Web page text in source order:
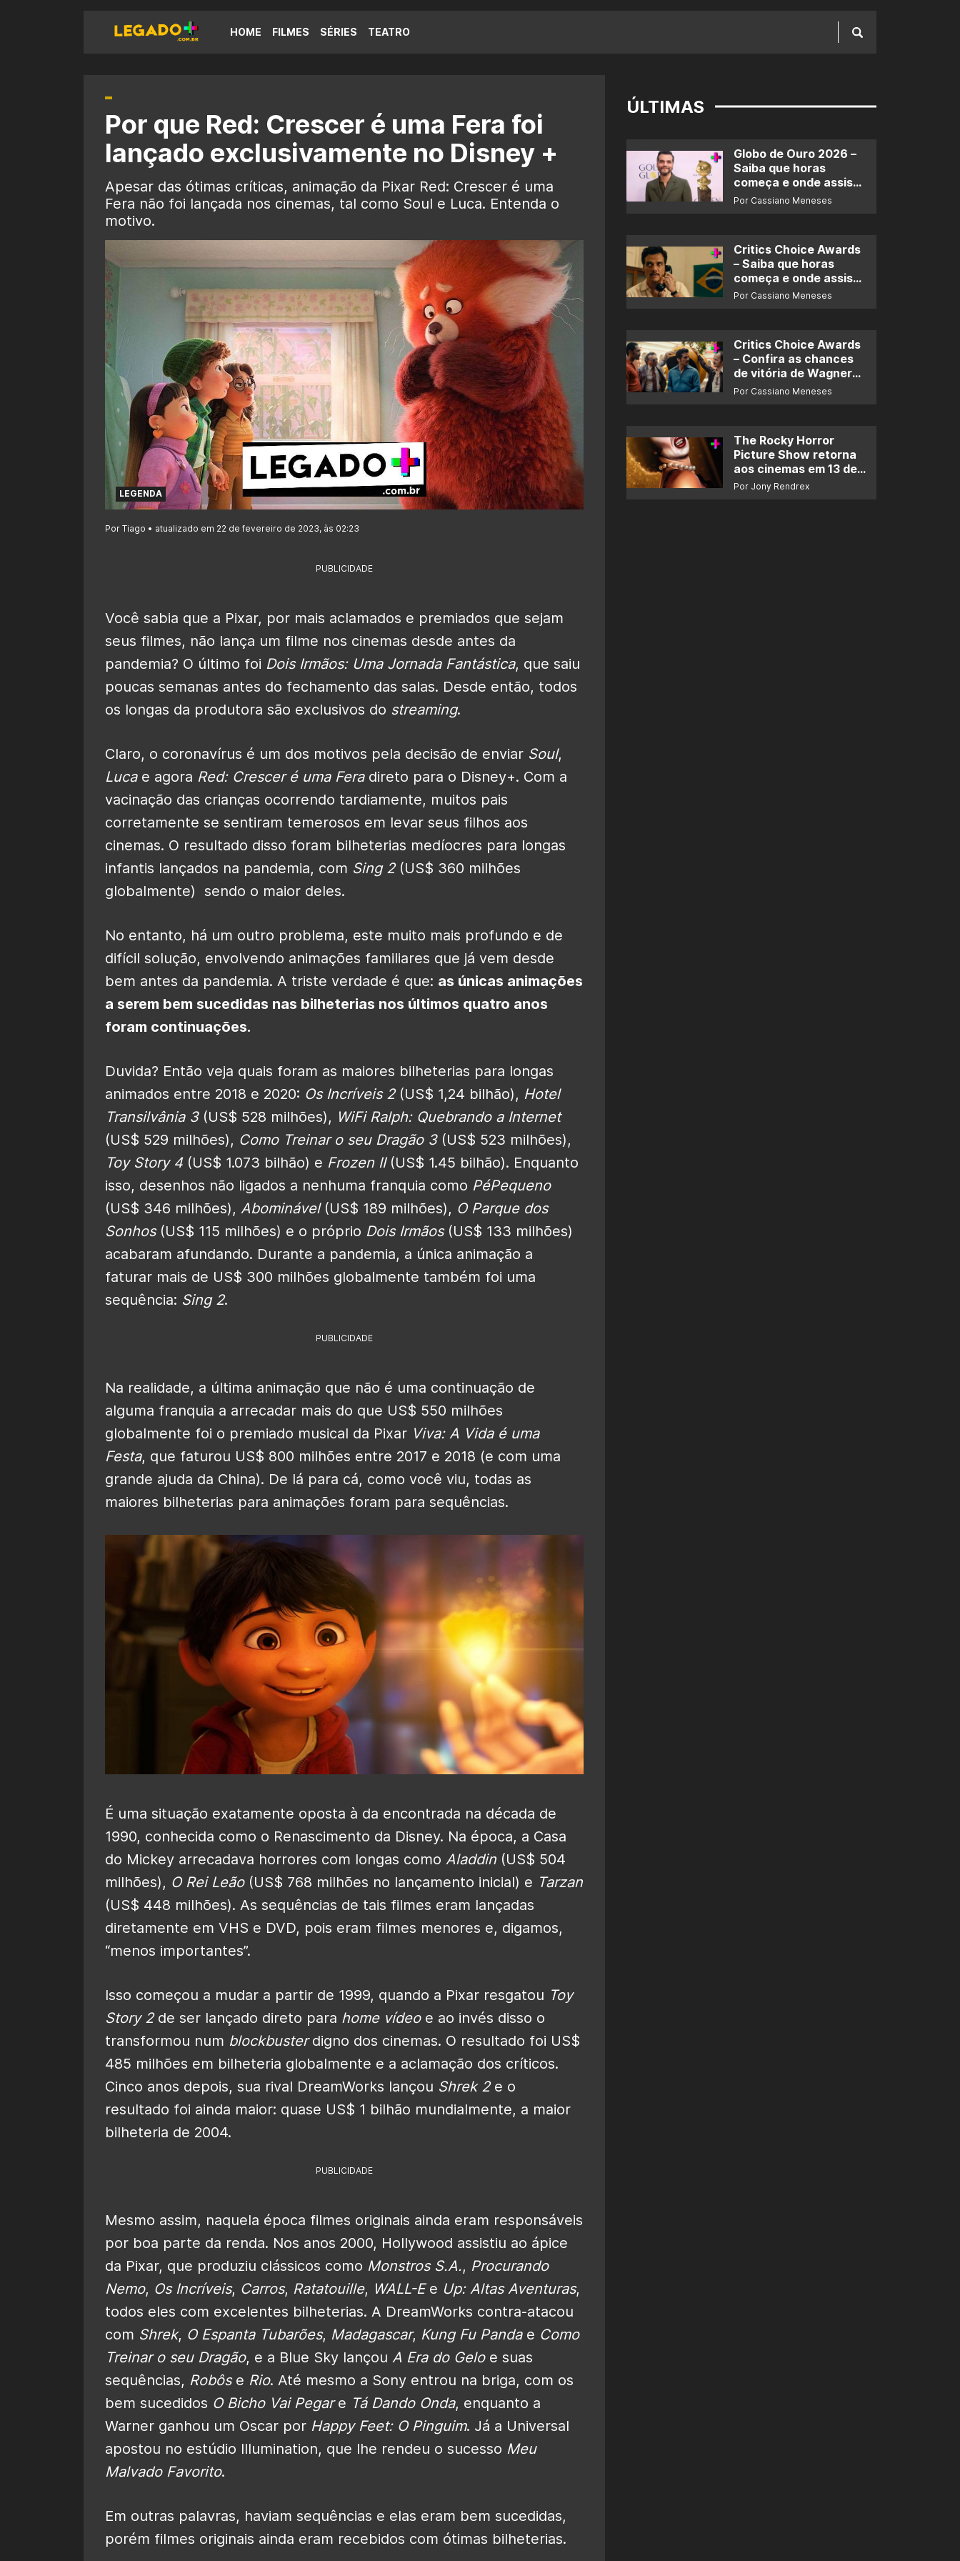
HOME FILMES SÉRIES TEATRO
Por que Red: Crescer é uma Fera foi
lançado exclusivamente no Disney +
Apesar das ótimas críticas, animação da Pixar Red: Crescer é uma
Fera não foi lançada nos cinemas, tal como Soul e Luca. Entenda o
motivo.
LEGENDA
Por Tiago • atualizado em 22 de fevereiro de 2023, às 02:23
PUBLICIDADE
Você sabia que a Pixar, por mais aclamados e premiados que sejam
seus filmes, não lança um filme nos cinemas desde antes da
pandemia? O último foi Dois Irmãos: Uma Jornada Fantástica, que saiu
poucas semanas antes do fechamento das salas. Desde então, todos
os longas da produtora são exclusivos do streaming.
Claro, o coronavírus é um dos motivos pela decisão de enviar Soul,
Lucae agora Red: Crescer é uma Feradireto para o Disney+. Com a
vacinação das crianças ocorrendo tardiamente, muitos pais
corretamente se sentiram temerosos em levar seus filhos aos
cinemas. O resultado disso foram bilheterias medíocres para longas
infantis lançados na pandemia, com Sing 2(US$ 360 milhões
globalmente) sendo o maior deles.
No entanto, há um outro problema, este muito mais profundo e de
difícil solução, envolvendo animações familiares que já vem desde
bem antes da pandemia. A triste verdade é que: as únicas animações
a serem bem sucedidas nas bilheterias nos últimos quatro anos
foram continuações.
Duvida? Então veja quais foram as maiores bilheterias para longas
animados entre 2018 e 2020: Os Incríveis 2(US$ 1,24 bilhão), Hotel
Transilvânia 3(US$ 528 milhões), WiFi Ralph: Quebrando a Internet
(US$ 529 milhões), Como Treinar o seu Dragão 3(US$ 523 milhões),
Toy Story 4(US$ 1.073 bilhão) e Frozen II(US$ 1.45 bilhão). Enquanto
isso, desenhos não ligados a nenhuma franquia como PéPequeno
(US$ 346 milhões), Abominável(US$ 189 milhões), O Parque dos
Sonhos(US$ 115 milhões) e o próprio Dois Irmãos(US$ 133 milhões)
acabaram afundando. Durante a pandemia, a única animação a
faturar mais de US$ 300 milhões globalmente também foi uma
sequência: Sing 2.
PUBLICIDADE
Na realidade, a última animação que não é uma continuação de
alguma franquia a arrecadar mais do que US$ 550 milhões
globalmente foi o premiado musical da Pixar Viva: A Vida é uma
Festa, que faturou US$ 800 milhões entre 2017 e 2018 (e com uma
grande ajuda da China). De lá para cá, como você viu, todas as
maiores bilheterias para animações foram para sequências.
É uma situação exatamente oposta à da encontrada na década de
1990, conhecida como o Renascimento da Disney. Na época, a Casa
do Mickey arrecadava horrores com longas como Aladdin (US$ 504
milhões), O Rei Leão(US$ 768 milhões no lançamento inicial) e Tarzan
(US$ 448 milhões). As sequências de tais filmes eram lançadas
diretamente em VHS e DVD, pois eram filmes menores e, digamos,
“menos importantes”.
Isso começou a mudar a partir de 1999, quando a Pixar resgatou Toy
Story 2de ser lançado direto para home vídeoe ao invés disso o
transformou num blockbusterdigno dos cinemas. O resultado foi US$
485 milhões em bilheteria globalmente e a aclamação dos críticos.
Cinco anos depois, sua rival DreamWorks lançou Shrek 2e o
resultado foi ainda maior: quase US$ 1 bilhão mundialmente, a maior
bilheteria de 2004.
PUBLICIDADE
Mesmo assim, naquela época filmes originais ainda eram responsáveis
por boa parte da renda. Nos anos 2000, Hollywood assistiu ao ápice
da Pixar, que produziu clássicos como Monstros S.A., Procurando
Nemo, Os Incríveis, Carros, Ratatouille, WALL-Ee Up: Altas Aventuras,
todos eles com excelentes bilheterias. A DreamWorks contra-atacou
com Shrek, O Espanta Tubarões, Madagascar, Kung Fu Pandae Como
Treinar o seu Dragão, e a Blue Sky lançou A Era do Geloe suas
sequências, Robôse Rio. Até mesmo a Sony entrou na briga, com os
bem sucedidos O Bicho Vai Pegare Tá Dando Onda, enquanto a
Warner ganhou um Oscar por Happy Feet: O Pinguim. Já a Universal
apostou no estúdio Illumination, que lhe rendeu o sucesso Meu
Malvado Favorito.
Em outras palavras, haviam sequências e elas eram bem sucedidas,
porém filmes originais ainda eram recebidos com ótimas bilheterias.
ÚLTIMAS
Globo de Ouro 2026 –
Saiba que horas
começa e onde assistir
ao prêmio
Por Cassiano Meneses
Critics Choice Awards
– Saiba que horas
começa e onde assistir
ao prêmio
Por Cassiano Meneses
Critics Choice Awards
– Confira as chances
de vitória de Wagner
Moura e de ‘O Agente
Por Cassiano Meneses
The Rocky Horror
Picture Show retorna
aos cinemas em 13 de
novembro
Por Jony Rendrex